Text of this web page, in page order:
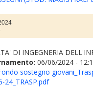
DI INGEGNERIA
06/06/2024 -
sostegno
24_TRASP.pdf